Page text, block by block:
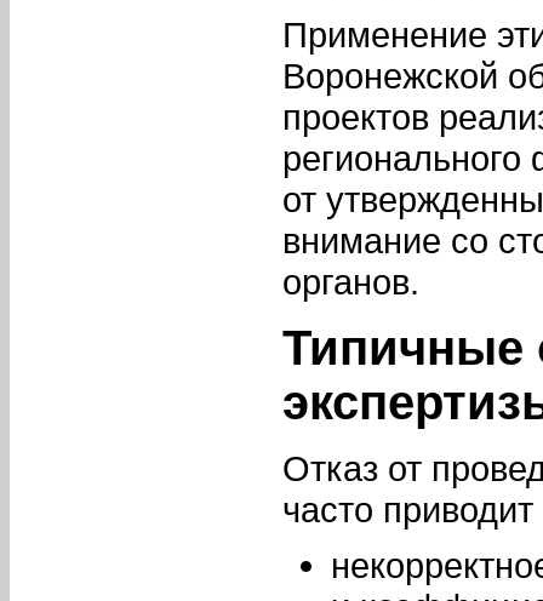
Применение
Воронежской
проектов
от
внимание со
органов.
Типичные
Отказ от
часто